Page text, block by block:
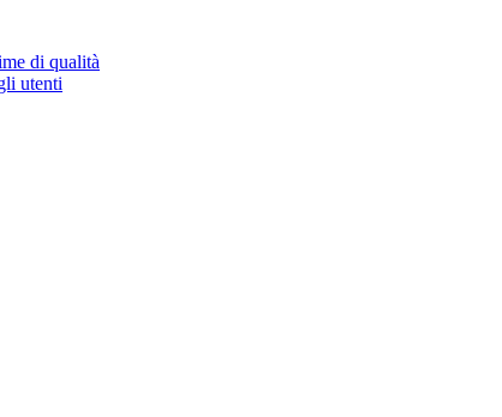
di qualità
utenti